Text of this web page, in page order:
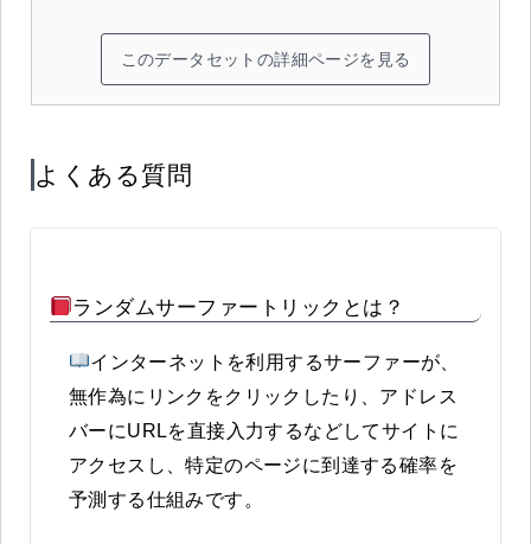
このデータセットの詳細ページを見る
よくある質問
ランダムサーファートリックとは？
インターネットを利用するサーファーが、
無作為にリンクをクリックしたり、アドレス
バーにURLを直接入力するなどしてサイトに
アクセスし、特定のページに到達する確率を
予測する仕組みです。